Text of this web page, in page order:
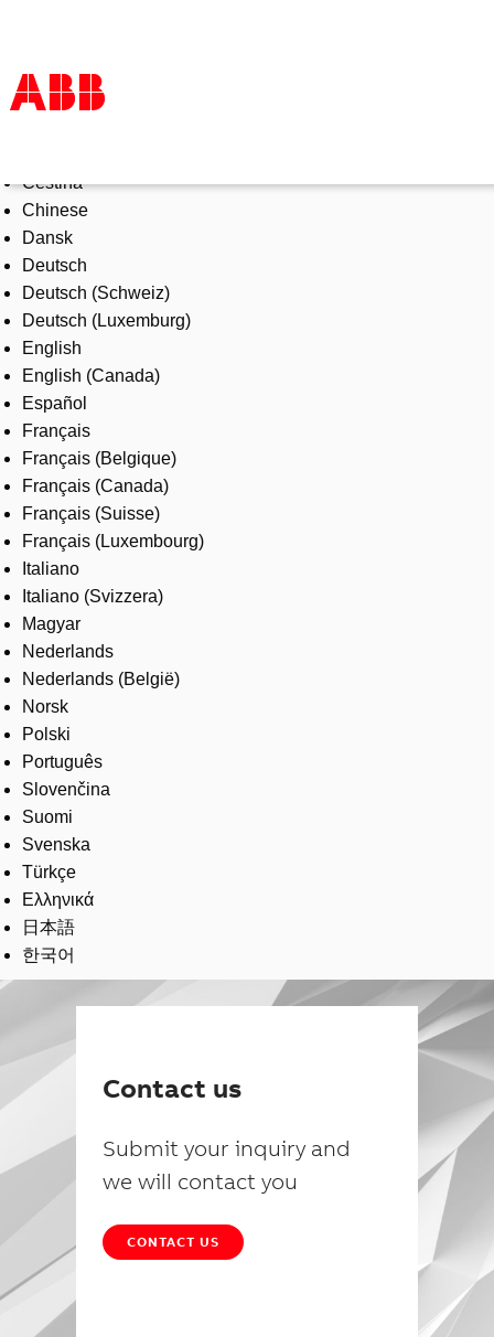
Products & Solutions
Industries
Services
About us
Where to buy
Contact us
Careers
Čeština
Chinese
Dansk
Deutsch
Deutsch (Schweiz)
Deutsch (Luxemburg)
English
English (Canada)
Español
Français
Français (Belgique)
Français (Canada)
Français (Suisse)
Français (Luxembourg)
Italiano
Italiano (Svizzera)
Magyar
Nederlands
Nederlands (België)
Norsk
Polski
Português
Slovenčina
Suomi
Svenska
Türkçe
Ελληνικά
日本語
한국어
Contact us
Submit your inquiry and
we will contact you
CONTACT US